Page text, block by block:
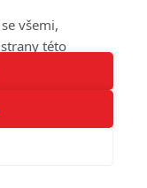
všemi,
této
můžete
na stránce
funkce.
pouze na
a odvolání